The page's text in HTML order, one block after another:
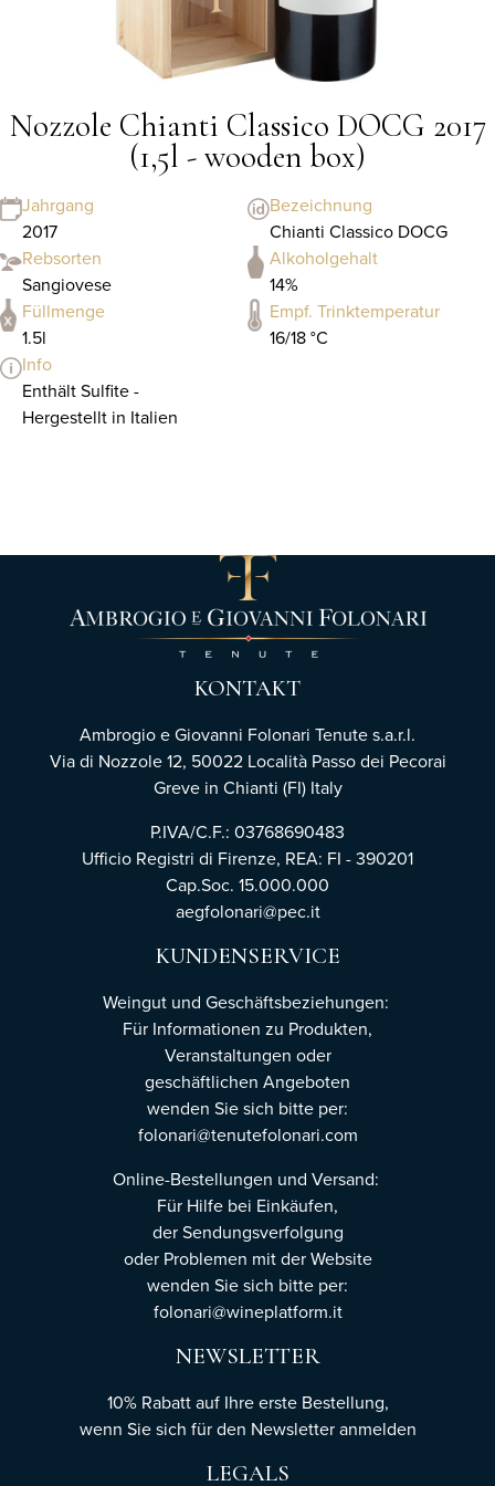
Nozzole Chianti Classico DOCG 2017
(1,5l - wooden box)
Jahrgang
2017
Bezeichnung
Chianti Classico DOCG
Rebsorten
Sangiovese
Alkoholgehalt
14%
Füllmenge
1.5l
Empf. Trinktemperatur
16/18 °C
Info
Enthält Sulfite -
Hergestellt in Italien
KONTAKT
Ambrogio e Giovanni Folonari Tenute s.a.r.l.
Via di Nozzole 12, 50022 Località Passo dei Pecorai
Greve in Chianti (FI) Italy
P.IVA/C.F.: 03768690483
Ufficio Registri di Firenze, REA: FI - 390201
Cap.Soc. 15.000.000
aegfolonari@pec.it
KUNDENSERVICE
Weingut und Geschäftsbeziehungen:
Für Informationen zu Produkten,
Veranstaltungen oder
geschäftlichen Angeboten
wenden Sie sich bitte per:
folonari@tenutefolonari.com
Online-Bestellungen und Versand:
Für Hilfe bei Einkäufen,
der Sendungsverfolgung
oder Problemen mit der Website
wenden Sie sich bitte per:
folonari@wineplatform.it
NEWSLETTER
10% Rabatt auf Ihre erste Bestellung,
wenn Sie sich für den Newsletteranmelden
LEGALS